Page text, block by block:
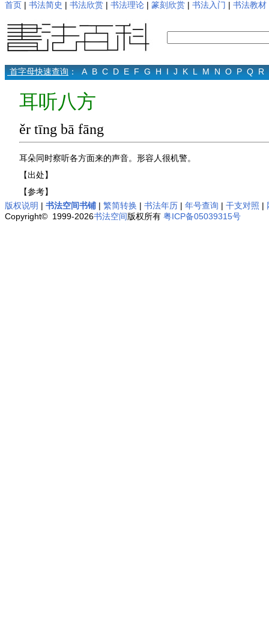
首页 | 书法简史 | 书法欣赏 | 书法理论 | 篆刻欣赏 | 书法入门 | 书法教材
首字母快速查询： A B C D E F G H I J K L M N O P Q R
耳听八方
ěr tīng bā fāng
耳朵同时察听各方面来的声音。形容人很机警。
【出处】
【参考】
版权说明 | 书法空间书铺 | 繁简转换 | 书法年历 | 年号查询 | 干支对照 |
Copyright© 1999-2026书法空间版权所有 粤ICP备05039315号